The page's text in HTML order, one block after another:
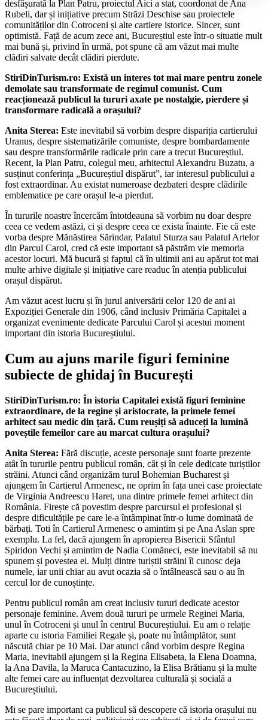
desfășurată la Plan Patru, proiectul Aici a stat, coordonat de Ana
Rubeli, dar și inițiative precum Străzi Deschise sau proiectele
comunităților din Cotroceni și alte cartiere istorice. Sincer, sunt
optimistă. Față de acum zece ani, Bucureștiul este într-o situatie mult
mai bună și, privind în urmă, pot spune că am văzut mai multe
clădiri salvate decât clădiri pierdute.
StiriDinTurism.ro: Există un interes tot mai mare pentru zonele
demolate sau transformate de regimul comunist. Cum
reacționează publicul la tururi axate pe nostalgie, pierdere și
transformare radicală a orașului?
Anita Sterea: Este inevitabil să vorbim despre dispariția cartierului
Uranus, despre sistematizările comuniste, despre bombardamente
sau despre transformările radicale prin care a trecut Bucureștiul.
Recent, la Plan Patru, colegul meu, arhitectul Alexandru Buzatu, a
susținut conferința „Bucureștiul dispărut”, iar interesul publicului a
fost extraordinar. Au existat numeroase dezbateri despre clădirile
emblematice pe care orașul le-a pierdut.
În tururile noastre încercăm întotdeauna să vorbim nu doar despre
ceea ce vedem astăzi, ci și despre ceea ce exista înainte. Fie că este
vorba despre Mănăstirea Sărindar, Palatul Sturza sau Palatul Artelor
din Parcul Carol, cred că este important să păstrăm vie memoria
acestor locuri. Mă bucură și faptul că în ultimii ani au apărut tot mai
multe arhive digitale și inițiative care readuc în atenția publicului
orașul dispărut.
Am văzut acest lucru și în jurul aniversării celor 120 de ani ai
Expoziției Generale din 1906, când inclusiv Primăria Capitalei a
organizat evenimente dedicate Parcului Carol și acestui moment
important din istoria Bucureștiului.
Cum au ajuns marile figuri feminine
subiecte de ghidaj în București
StiriDinTurism.ro: În istoria Capitalei există figuri feminine
extraordinare, de la regine și aristocrate, la primele femei
arhitect sau medic din țară. Cum reușiți să aduceți la lumină
poveștile femeilor care au marcat cultura orașului?
Anita Sterea: Fără discuție, aceste personaje sunt foarte prezente
atât în tururile pentru publicul român, cât și în cele dedicate turiștilor
străini. Atunci când organizăm turul Bohemian Bucharest și
ajungem în Cartierul Armenesc, ne oprim în fața unei case proiectate
de Virginia Andreescu Haret, una dintre primele femei arhitect din
România. Firește că povestim despre parcursul ei profesional și
despre dificultățile pe care le-a întâmpinat într-o lume dominată de
bărbați. Toti în Cartierul Armenesc o amintim și pe Ana Aslan spre
exemplu. La fel, dacă ajungem în apropierea Bisericii Sfântul
Spiridon Vechi și amintim de Nadia Comăneci, este inevitabil să nu
spunem și povestea ei. Mulți dintre turiștii străini îi cunosc deja
numele, iar unii chiar au avut ocazia să o întâlnească sau o au în
cercul lor de cunoștințe.
Pentru publicul român am creat inclusiv tururi dedicate acestor
personaje feminine. Avem două tururi pe urmele Reginei Maria,
unul în Cotroceni și unul în centrul Bucureștiului. Eu am o relație
aparte cu istoria Familiei Regale și, poate nu întâmplător, sunt
născută chiar pe 10 Mai. Dar atunci când vorbim despre Regina
Maria, inevitabil ajungem și la Regina Elisabeta, la Elena Doamna,
la Ana Davila, la Maruca Cantacuzino, la Elisa Brătianu și la multe
alte femei care au influențat dezvoltarea culturală și socială a
Bucureștiului.
Mi se pare important ca publicul să descopere că istoria orașului nu